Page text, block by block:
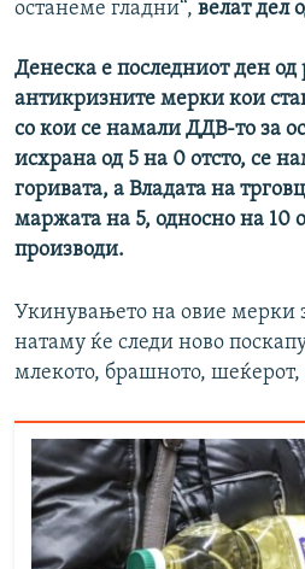
останеме гладни“, велат дел
Денеска е последниот ден од
антикризните мерки кои
со кои се намали ДДВ-то за
исхрана од 5 на 0 отсто, се
горивата, а Владата на
маржата на 5, односно на 10
производи.
Укинувањето на овие мерки
натаму ќе следи ново
млекото, брашното, шеќерот,